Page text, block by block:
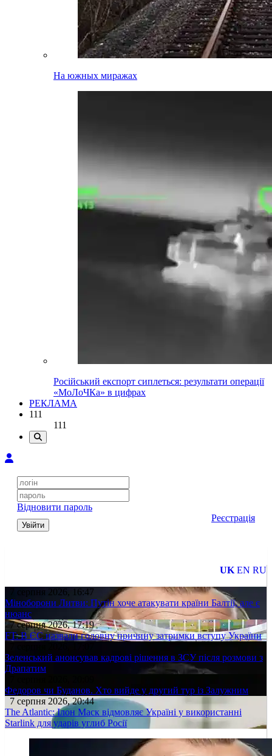
На южных миражах
Російський експорт сиплеться: результати операції
«МоЛоЧКа» в цифрах
РЕКЛАМА
111
111
Відновити пароль
Увійти
Реєстрація
UK EN RU
7 серпня 2026, 16:47
Міноборони Литви: Путін хоче атакувати країни Балтії, але є
нюанс
7 серпня 2026, 17:19
FT: В ЄС назвали головну причину затримки вступу України
Зеленський анонсував кадрові рішення в ЗСУ після розмови з
Драпатим
Федоров чи Буданов. Хто вийде у другий тур із Залужним
7 серпня 2026, 20:44
The Atlantic: Ілон Маск відмовляє Україні у використанні
Starlink для ударів углиб Росії